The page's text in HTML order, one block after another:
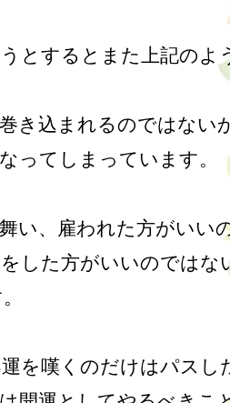
とするとまた上記のよ
き込まれるのではない
ってしまっています。
い、雇われた方がいい
した方がいいのではな
を嘆くのだけはパスし